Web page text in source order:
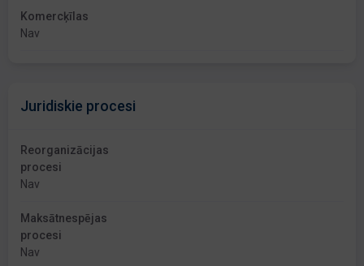
Komercķīlas
Nav
Juridiskie procesi
Reorganizācijas
procesi
Nav
Maksātnespējas
procesi
Nav